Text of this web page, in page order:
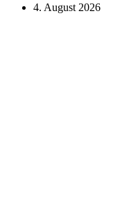
4. August 2026